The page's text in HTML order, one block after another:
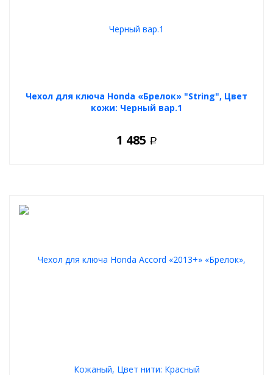
Чехол для ключа Honda «Брелок» "String", Цвет
кожи: Черный вар.1
1 485 Р